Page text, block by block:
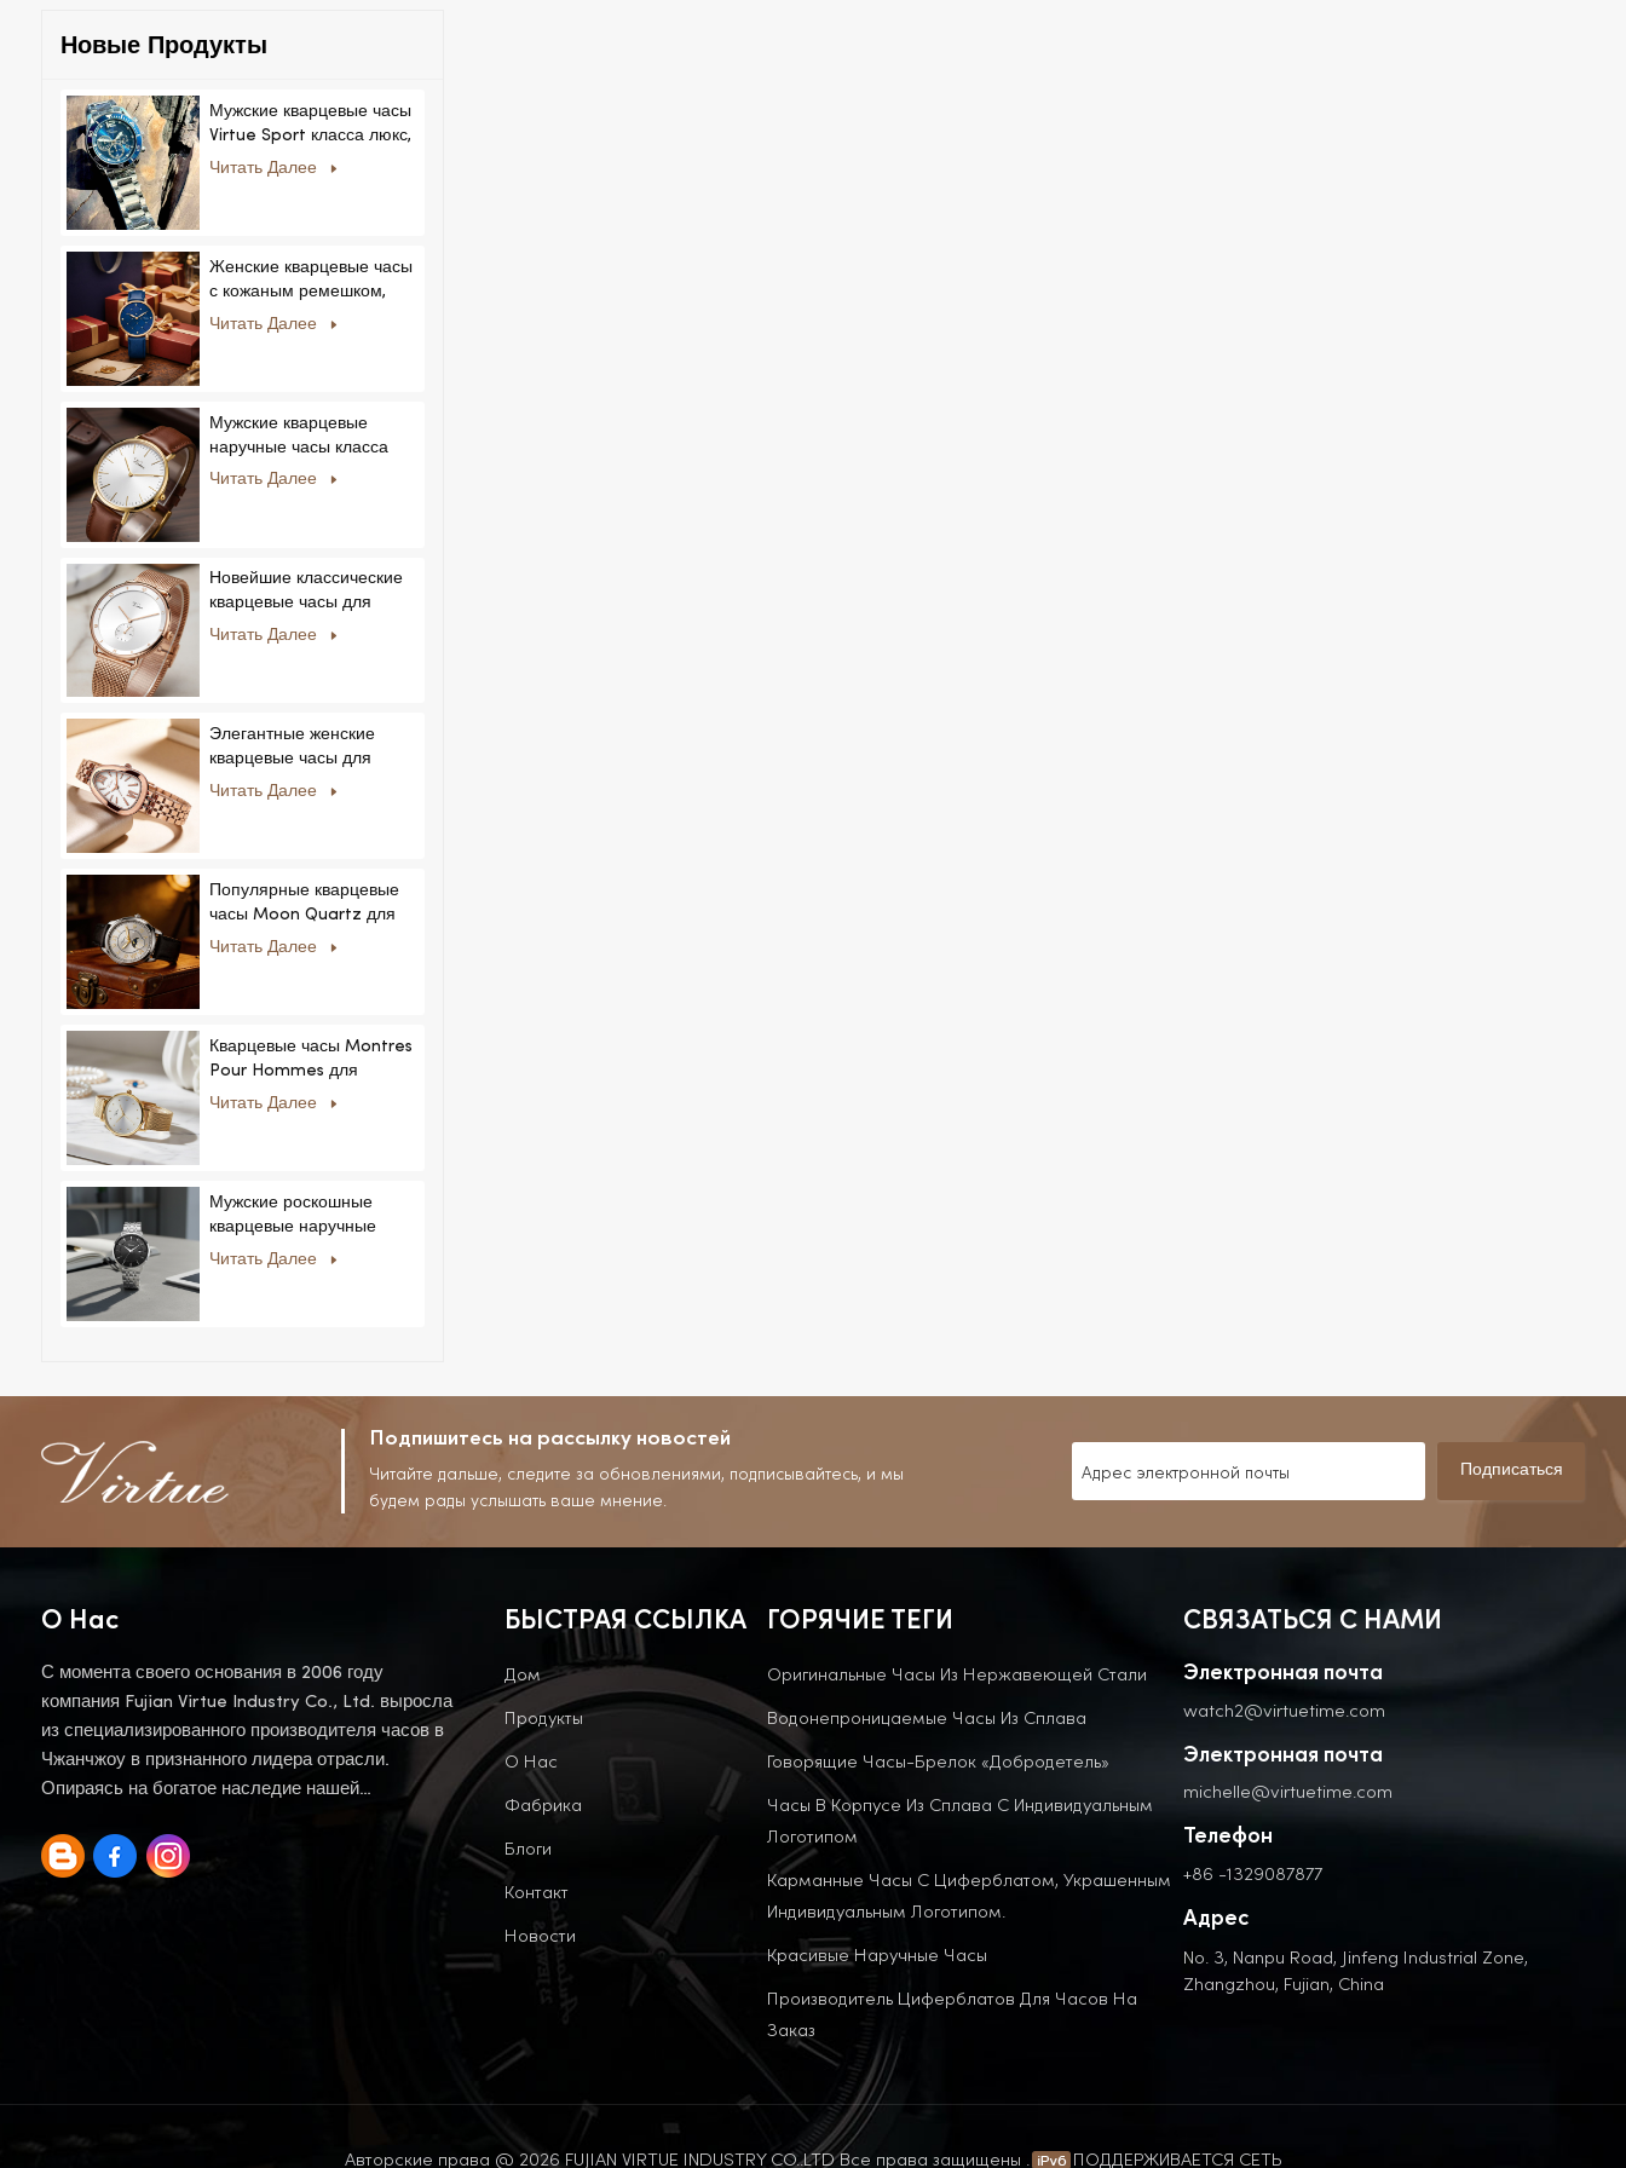
Новые Продукты
Мужские кварцевые часы
Virtue Sport класса люкс,
корпус из сплава,
логотипа на заказ для
Читать Далее
Женские кварцевые часы
с кожаным ремешком,
ультратонкие, с
Relogio, ультратонкие, с
кристаллами.
Читать Далее
Мужские кварцевые
наручные часы класса
люкс с корпусом из
Читать Далее
Новейшие классические
кварцевые часы для
мужчин:
мужчин и женщин.
Читать Далее
Элегантные женские
кварцевые часы для
частных и эксклюзивных
Читать Далее
Популярные кварцевые
часы Moon Quartz для
бизнеса, простые и
Читать Далее
Кварцевые часы Montres
Pour Hommes для
мужчин и женщин,
стразами, новый
специальный циферблат.
Читать Далее
Мужские роскошные
кварцевые наручные
часы с ремешком из
Читать Далее
Подпишитесь на рассылку новостей
Читайте дальше, следите за обновлениями, подписывайтесь, и мы
будем рады услышать ваше мнение.
Подписаться
О Нас
С момента своего основания в 2006 году
компания Fujian Virtue Industry Co., Ltd. выросла
из специализированного производителя часов в
Чжанчжоу в признанного лидера отрасли.
Опираясь на богатое наследие нашей
традицию.
БЫСТРАЯ ССЫЛКА
Дом
Продукты
О Нас
Фабрика
Блоги
Контакт
Новости
ГОРЯЧИЕ ТЕГИ
Оригинальные Часы Из Нержавеющей Стали
Водонепроницаемые Часы Из Сплава
Говорящие Часы-Брелок «Добродетель»
Часы В Корпусе Из Сплава С Индивидуальным
Логотипом
Карманные Часы С Циферблатом, Украшенным
Индивидуальным Логотипом.
Красивые Наручные Часы
Производитель Циферблатов Для Часов На
Заказ
СВЯЗАТЬСЯ С НАМИ
Электронная почта
watch2@virtuetime.com
Электронная почта
michelle@virtuetime.com
Телефон
+86 -1329087877
Адрес
No. 3, Nanpu Road, Jinfeng Industrial Zone,
Zhangzhou, Fujian, China
Авторские права @ 2026 FUJIAN VIRTUE INDUSTRY CO..LTD Все права защищены . ПОДДЕРЖИВАЕТСЯ СЕТЬ